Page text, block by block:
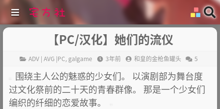
【PC/汉化】她们的流仪
ADV | AVG |PC, galgame 3年前 和皇的金枪鱼罐头 5
围绕主人公的魅惑的少女们。 以演剧部为舞台度
过文化祭前的二十天的青春群像。 那是一个少女们
编织的纤细的恋爱故事。